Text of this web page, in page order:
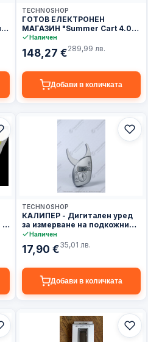
3–5 дни
TECHNOSHOP
ГОТОВ ЕЛЕКТРОНЕН
МАГАЗИН "Summer Cart 4.0"
-ЦЕНИ ОТ 295 лв!
Наличен
148,27 €289,99 лв.
Добави в количката
с
3–5 дни
TECHNOSHOP
КАЛИПЕР - Дигитален уред
за измерване на подкожни
мазнини
Наличен
17,90 €35,01 лв.
Добави в количката